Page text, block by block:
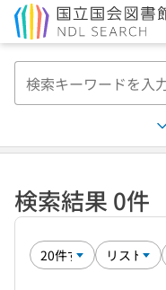
検索結果 0件